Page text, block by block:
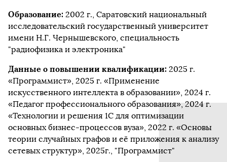
Образование: 2002 г., Саратовский национальный
исследовательский государственный университет
имени Н.Г. Чернышевского, специальность
"радиофизика и электроника"
Данные о повышении квалификации: 2025 г.
«Программист», 2025 г. «Применение
искусственного интеллекта в образовании», 2024 г.
«Педагог профессионального образования», 2024 г.
«Технологии и решения 1С для оптимизации
основных бизнес-процессов вуза», 2022 г. «Основы
теории случайных графов и её приложения к анализу
сетевых структур», 2025г., "Программист"